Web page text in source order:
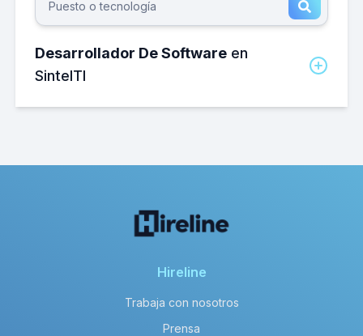
Desarrollador De Softwareen
SintelTI
¿Cuánto gana un Desarrollador de
software en SintelTI al año?
salary_title en enterprise es de
Hireline
Trabaja con nosotros
Prensa